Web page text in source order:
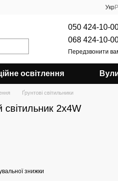
Укр
050 424-10-
068 424-10-
Передзвонити
освітлення
Ґрунтові світильники
світильник 2х4W
знижки